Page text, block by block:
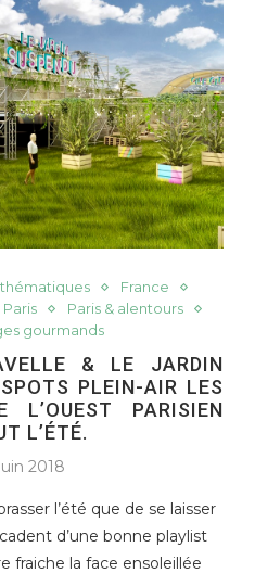
France
Paris
Paris & alentours
gourmands
& LE JARDIN
PLEIN-AIR LES
L’OUEST PARISIEN
L’ÉTÉ.
2018
l’été que de se laisser
d’une bonne playlist
fraiche la face ensoleillée